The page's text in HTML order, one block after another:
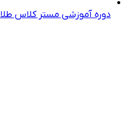
دوره آموزشی مستر کلاس طلا